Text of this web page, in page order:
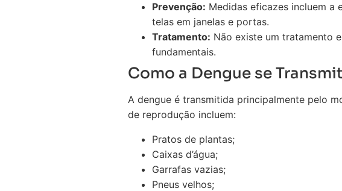
Prevenção: Medidas eficazes incluem a
telas em janelas e portas.
Tratamento: Não existe um tratamento
fundamentais.
Como a Dengue se
A dengue é transmitida principalmente pelo
de reprodução incluem:
Pratos de plantas;
Caixas d’água;
Garrafas vazias;
Pneus velhos;